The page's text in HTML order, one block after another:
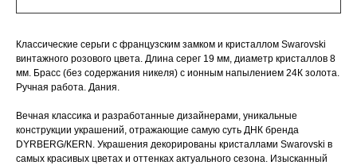
Классические серьги с французским замком и кристаллом Swarovski
винтажного розового цвета. Длина серег 19 мм, диаметр кристаллов 8
мм. Брасс (без содержания никеля) с ионным напылением 24К золота.
Ручная работа. Дания.
Вечная классика и разработанные дизайнерами, уникальные
конструкции украшений, отражающие самую суть ДНК бренда
DYRBERG/КERN. Украшения декорированы кристаллами Swarovski в
самых красивых цветах и оттенках актуального сезона. Изысканный